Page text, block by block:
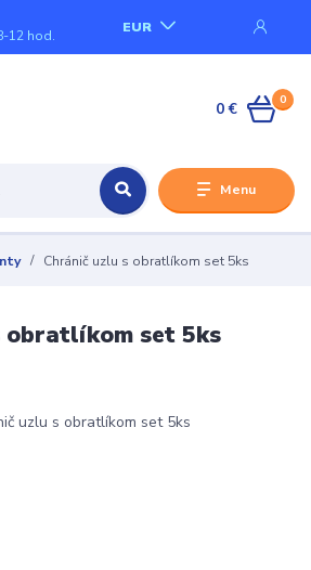
Menu
EUR
12 hod.
0
0 €
Chránič uzlu s obratlíkom set 5ks
obratlíkom set 5ks